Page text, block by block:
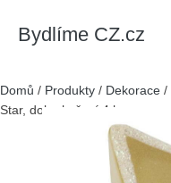
Bydlíme CZ.cz
Domů / Produkty / Dekorace /
Star, doba hoření 4 h